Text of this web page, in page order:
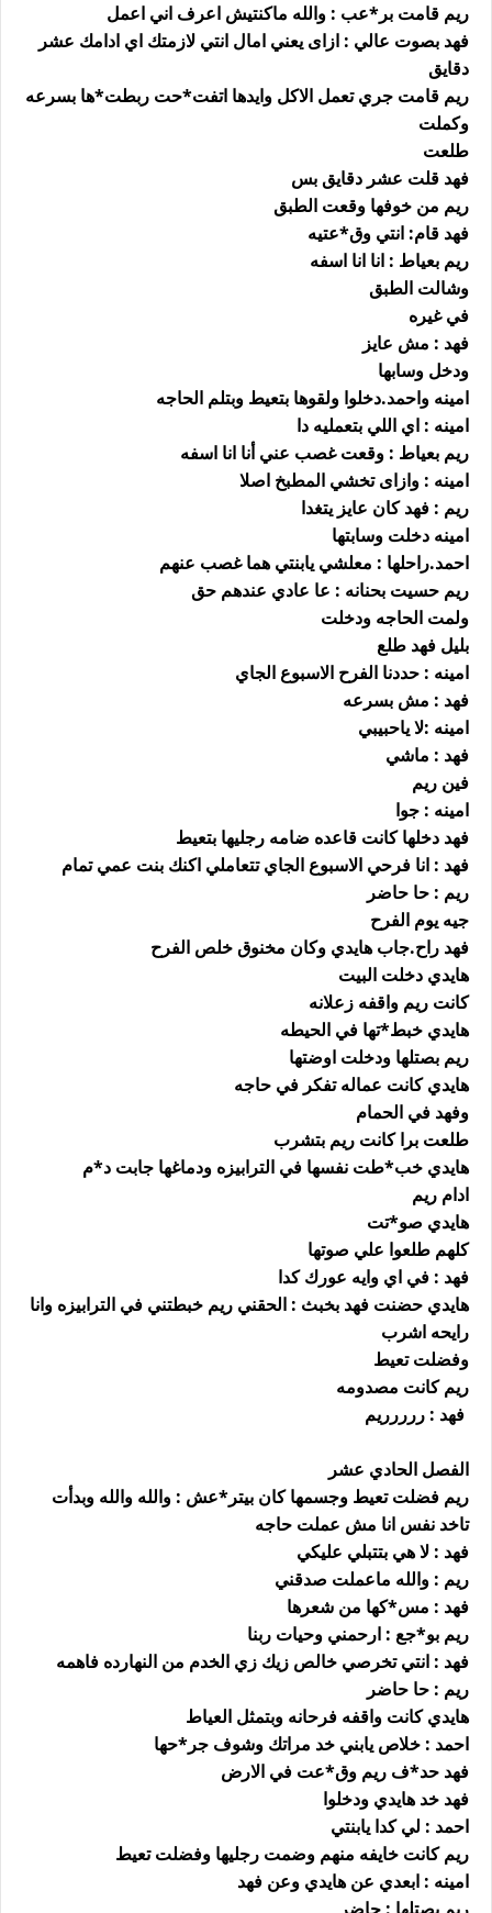
ريم قامت بر*عب : والله ماكنتيش اعرف اني اعمل
فهد بصوت عالي : ازاى يعني امال انتي لازمتك اي ادامك عشر
دقايق
ريم قامت جري تعمل الاكل وايدها اتفت*حت ربطت*ها بسرعه
وكملت
طلعت
فهد قلت عشر دقايق بس
ريم من خوفها وقعت الطبق
فهد قام: انتي وق*عتيه
ريم بعياط : انا انا اسفه
وشالت الطبق
في غيره
فهد : مش عايز
ودخل وسابها
امينه واحمد.دخلوا ولقوها بتعيط وبتلم الحاجه
امينه : اي اللي بتعمليه دا
ريم بعياط : وقعت غصب عني أنا انا اسفه
امينه : وازاى تخشي المطبخ اصلا
ريم : فهد كان عايز يتغدا
امينه دخلت وسابتها
احمد.راحلها : معلشي يابنتي هما غصب عنهم
ريم حسيت بحنانه : عا عادي عندهم حق
ولمت الحاجه ودخلت
بليل فهد طلع
امينه : حددنا الفرح الاسبوع الجاي
فهد : مش بسرعه
امينه :لا ياحبيبي
فهد : ماشي
فين ريم
امينه : جوا
فهد دخلها كانت قاعده ضامه رجليها بتعيط
فهد : انا فرحي الاسبوع الجاي تتعاملي اكنك بنت عمي تمام
ريم : حا حاضر
جيه يوم الفرح
فهد راح.جاب هايدي وكان مخنوق خلص الفرح
هايدي دخلت البيت
كانت ريم واقفه زعلانه
هايدي خبط*تها في الحيطه
ريم بصتلها ودخلت اوضتها
هايدي كانت عماله تفكر في حاجه
وفهد في الحمام
طلعت برا كانت ريم بتشرب
هايدي خب*طت نفسها في الترابيزه ودماغها جابت د*م
ادام ريم
هايدي صو*تت
كلهم طلعوا علي صوتها
فهد : في اي وايه عورك كدا
هايدي حضنت فهد بخبث : الحقني ريم خبطتني في الترابيزه وانا
رايحه اشرب
وفضلت تعيط
ريم كانت مصدومه
فهد : ررررريم
الفصل الحادي عشر
ريم فضلت تعيط وجسمها كان بيتر*عش : والله والله وبدأت
تاخد نفس انا مش عملت حاجه
فهد : لا هي بتتبلي عليكي
ريم : والله ماعملت صدقني
فهد : مس*كها من شعرها
ريم بو*جع : ارحمني وحيات ربنا
فهد : انتي تخرصي خالص زيك زي الخدم من النهارده فاهمه
ريم : حا حاضر
هايدي كانت واقفه فرحانه وبتمثل العياط
احمد : خلاص يابني خد مراتك وشوف جر*حها
فهد حد*ف ريم وق*عت في الارض
فهد خد هايدي ودخلوا
احمد : لي كدا يابنتي
ريم كانت خايفه منهم وضمت رجليها وفضلت تعيط
امينه : ابعدي عن هايدي وعن فهد